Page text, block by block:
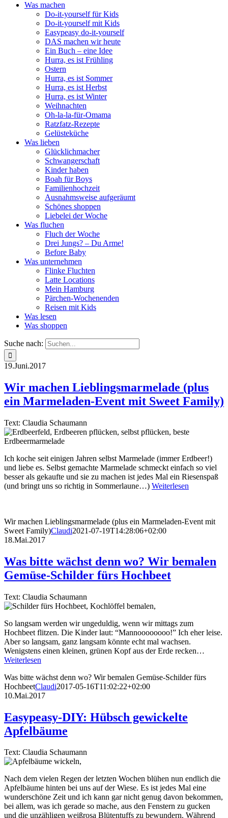
Was machen
Do-it-yourself für Kids
Do-it-yourself mit Kids
Easypeasy do-it-yourself
DAS machen wir heute
Ein Buch – eine Idee
Hurra, es ist Frühling
Ostern
Hurra, es ist Sommer
Hurra, es ist Herbst
Hurra, es ist Winter
Weihnachten
Oh-la-la-für-Omama
Ratzfatz-Rezepte
Gelüsteküche
Was lieben
Glücklichmacher
Schwangerschaft
Kinder haben
Boah für Boys
Familienhochzeit
Ausnahmsweise aufgeräumt
Schönes shoppen
Liebelei der Woche
Was fluchen
Fluch der Woche
Drei Jungs? – Du Arme!
Before Baby
Was unternehmen
Flinke Fluchten
Latte Locations
Mein Hamburg
Pärchen-Wochenenden
Reisen mit Kids
Was lesen
Was shoppen
Suche nach:
19.Juni.2017
Wir machen Lieblingsmarmelade (plus
ein Marmeladen-Event mit Sweet Family)
Text: Claudia Schaumann
Ich koche seit einigen Jahren selbst Marmelade (immer Erdbeer!)
und liebe es. Selbst gemachte Marmelade schmeckt einfach so viel
besser als gekaufte und sie zu machen ist jedes Mal ein Riesenspaß
(und bringt uns so richtig in Sommerlaune…) Weiterlesen
Wir machen Lieblingsmarmelade (plus ein Marmeladen-Event mit
Sweet Family)Claudi2021-07-19T14:28:06+02:00
18.Mai.2017
Was bitte wächst denn wo? Wir bemalen
Gemüse-Schilder fürs Hochbeet
Text: Claudia Schaumann
So langsam werden wir ungeduldig, wenn wir mittags zum
Hochbeet flitzen. Die Kinder laut: “Mannoooooooo!” Ich eher leise.
Aber so langsam, ganz langsam könnte echt mal wachsen.
Wenigstens einen kleinen, grünen Kopf aus der Erde recken…
Weiterlesen
Was bitte wächst denn wo? Wir bemalen Gemüse-Schilder fürs
HochbeetClaudi2017-05-16T11:02:22+02:00
10.Mai.2017
Easypeasy-DIY: Hübsch gewickelte
Apfelbäume
Text: Claudia Schaumann
Nach dem vielen Regen der letzten Wochen blühen nun endlich die
Apfelbäume hinten bei uns auf der Wiese. Es ist jedes Mal eine
wunderschöne Zeit und ich kann gar nicht genug davon bekommen,
bei allem, was ich gerade so mache, aus den Fenstern zu gucken
und die unzähligen weißrosa Blütentuffs zu bewundern. Während